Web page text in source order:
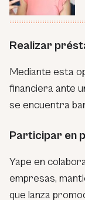
Realizar
Mediante esta
financiera ante
se encuentra
Participar en
Yape en
empresas,
que lanza